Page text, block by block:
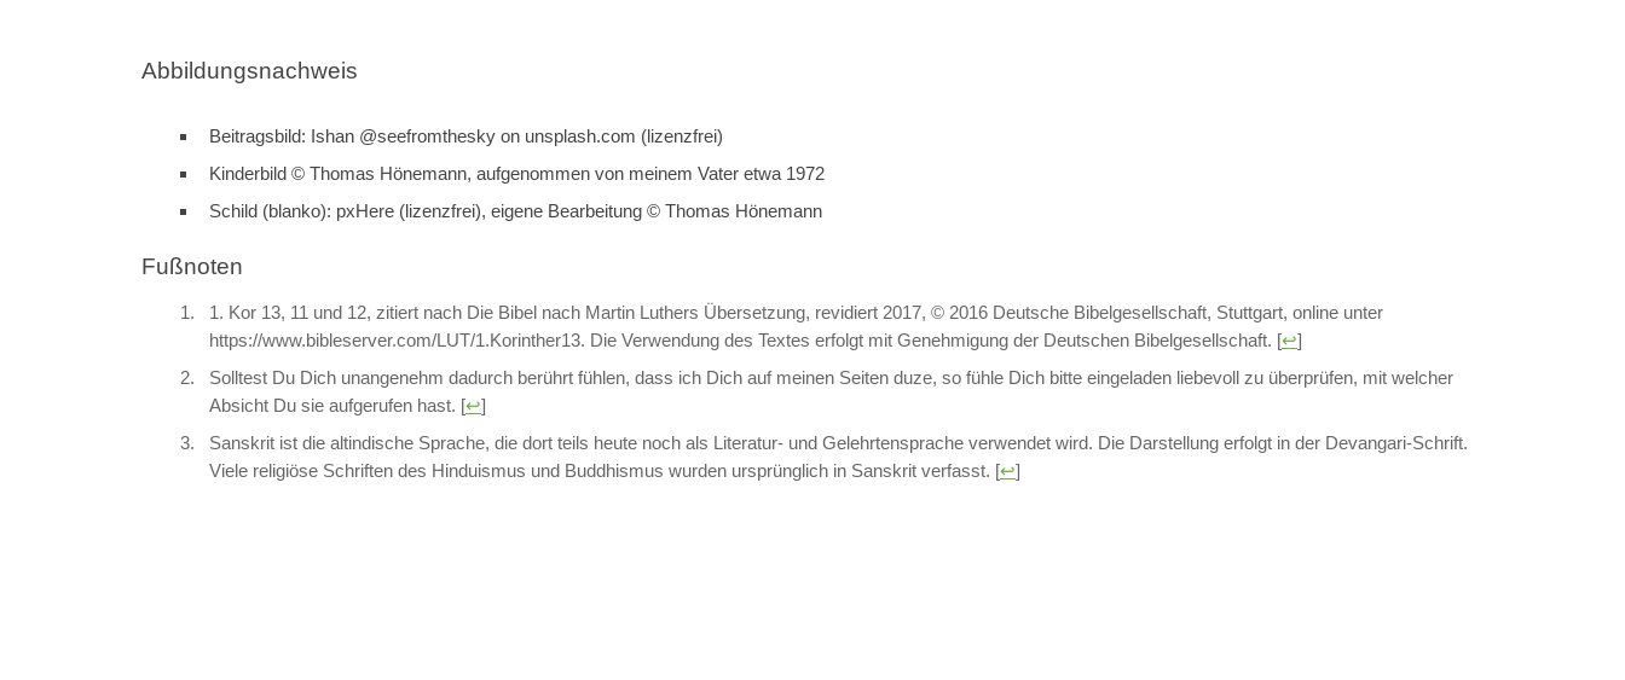
Abbildungsnachweis
Beitragsbild: Ishan @seefromthesky on unsplash.com (lizenzfrei)
Kinderbild © Thomas Hönemann, aufgenommen von meinem Vater etwa 1972
Schild (blanko): pxHere (lizenzfrei), eigene Bearbeitung © Thomas Hönemann
Fußnoten
1. Kor 13, 11 und 12, zitiert nach Die Bibel nach Martin Luthers Übersetzung, revidiert 2017, © 2016 Deutsche Bibelgesellschaft, Stuttgart, online unter
https://www.bibleserver.com/LUT/1.Korinther13. Die Verwendung des Textes erfolgt mit Genehmigung der Deutschen Bibelgesellschaft. [↩]
Solltest Du Dich unangenehm dadurch berührt fühlen, dass ich Dich auf meinen Seiten duze, so fühle Dich bitte eingeladen liebevoll zu überprüfen, mit welcher
Absicht Du sie aufgerufen hast. [↩]
Sanskrit ist die altindische Sprache, die dort teils heute noch als Literatur- und Gelehrtensprache verwendet wird. Die Darstellung erfolgt in der Devangari-Schrift.
Viele religiöse Schriften des Hinduismus und Buddhismus wurden ursprünglich in Sanskrit verfasst. [↩]